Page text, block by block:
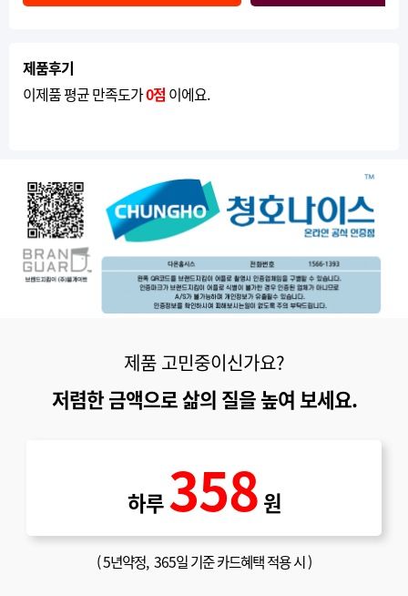
제품후기
이제품 평균 만족도가0점 이에요.
제품 고민중이신가요?
저렴한 금액으로 삶의 질을 높여 보세요.
하루358 원
(5년약정, 365일 기준 카드혜택 적용 시 )